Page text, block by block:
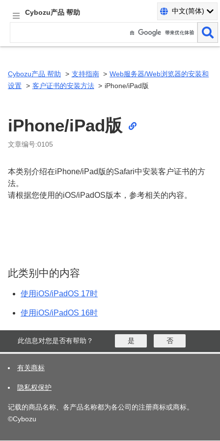
Cybozu产品 帮助 中文(简体)
Cybozu产品 帮助 支持指南
Web服务器/Web浏览器的安装和
设置
客户证书的安装方法 iPhone/iPad版
iPhone/iPad版
文章编号:0105
本类别介绍在iPhone/iPad版的Safari中安装客户证书的方
法。
请根据您使用的iOS/iPadOS版本，参考相关的内容。
此类别中的内容
使用iOS/iPadOS 17时
使用iOS/iPadOS 16时
此信息对您是否有帮助？ 是 否
有关商标
隐私权保护
记载的商品名称、各产品名称都为各公司的注册商标或商标。
©Cybozu